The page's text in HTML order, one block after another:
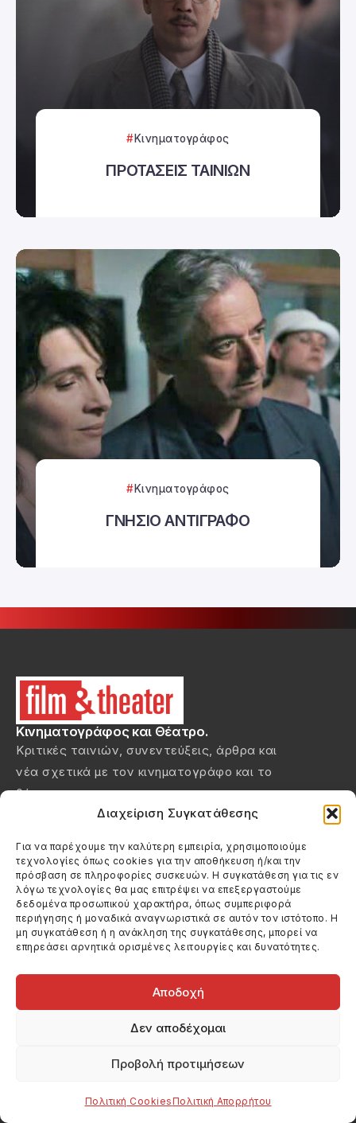
Διαχείριση Συγκατάθεσης
Για να παρέχουμε την καλύτερη εμπειρία, χρησιμοποιούμε
τεχνολογίες όπως cookies για την αποθήκευση ή/και την
πρόσβαση σε πληροφορίες συσκευών. Η συγκατάθεση για τις εν
λόγω τεχνολογίες θα μας επιτρέψει να επεξεργαστούμε
δεδομένα προσωπικού χαρακτήρα, όπως συμπεριφορά
περιήγησης ή μοναδικά αναγνωριστικά σε αυτόν τον ιστότοπο. Η
μη συγκατάθεση ή η ανάκληση της συγκατάθεσης, μπορεί να
επηρεάσει αρνητικά ορισμένες λειτουργίες και δυνατότητες.
Αποδοχή
Δεν αποδέχομαι
Προβολή προτιμήσεων
Πολιτική CookiesΠολιτική Απορρήτου
Κινηματογράφος
ΠΡΟΤΑΣΕΙΣ ΤΑΙΝΙΩΝ
Κινηματογράφος
ΓΝΗΣΙΟ ΑΝΤΙΓΡΑΦΟ
Κινηματογράφος και Θέατρο.
Κριτικές ταινιών, συνεντεύξεις, άρθρα και
νέα σχετικά με τον κινηματογράφο και το
θέατρο.
Μείνετε Συνδεμένοι :
Κατηγορίες
Κινηματογράφος
Θέατρο
Βιβλία
Βίντεο
Επικοινωνία